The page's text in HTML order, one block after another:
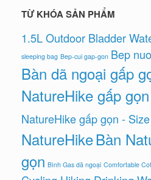
TỪ KHÓA SẢN PHẨM
1.5L Outdoor Bladder
sleeping bag Bep-cui gap-gon Bep
Bàn dã ngoại gấp
NatureHike gấp gọn
NatureHike gấp gọn -
NatureHikeBàn
gọn Bình Gas dã ngoại Comfortable